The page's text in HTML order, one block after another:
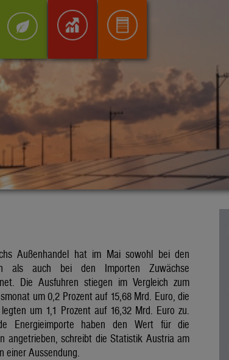
Außenhandel hat im Mai sowohl bei den
als auch bei den Importen Zuwächse
Die Ausfuhren stiegen im Vergleich zum
um 0,2 Prozent auf 15,68 Mrd. Euro, die
um 1,1 Prozent auf 16,32 Mrd. Euro zu.
Energieimporte haben den Wert für die
angetrieben, schreibt die Statistik Austria am
einer Aussendung.